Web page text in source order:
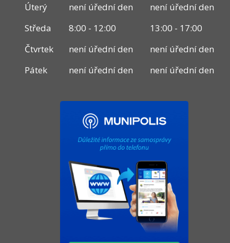
Úterý
není úřední den
není úřední den
Středa
8:00 - 12:00
13:00 - 17:00
Čtvrtek
není úřední den
není úřední den
Pátek
není úřední den není úřední den